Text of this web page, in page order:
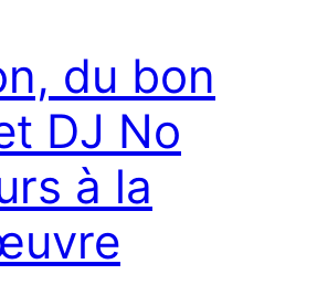
du bon
DJ No
à la